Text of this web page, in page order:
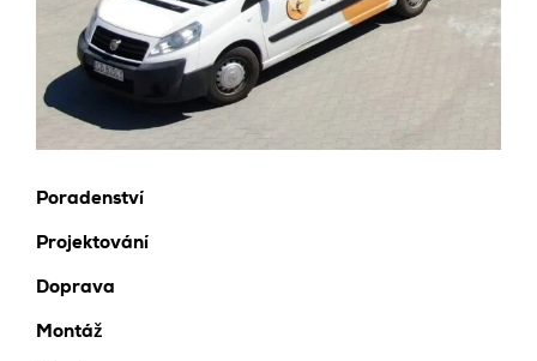
Poradenství
Projektování
Doprava
Montáž